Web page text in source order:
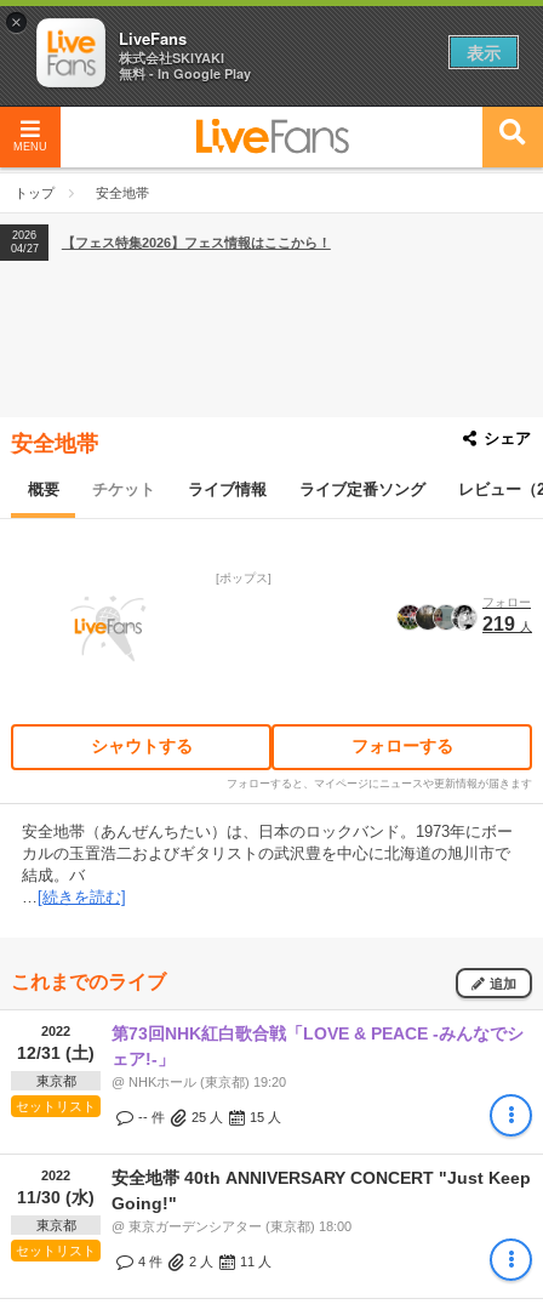
MENU
トップ 安全地帯
2026
04/27
2026
【ライブ動員ランキング】2026年上半期編発表！
2026
04/27
【フェス特集2026】フェス情報はここから！
安全地帯 シェア
概要 チケット ライブ情報 ライブ定番ソング レビュー（
ポップス
フォロー
219 人
シャウトする フォローする
フォローすると、マイページにニュースや更新情報が届きます
安全地帯（あんぜんちたい）は、日本のロックバンド。1973年にボー
カルの玉置浩二およびギタリストの武沢豊を中心に北海道の旭川市で
結成。バ
… [続きを読む]
これまでのライブ 追加
2022
12/31 (土)
東京都
セットリスト
第73回NHK紅白歌合戦「LOVE & PEACE -みんなでシ
ェア!-」
@ NHKホール (東京都) 19:20
-- 件 25 人 15 人
2022
11/30 (水)
東京都
セットリスト
安全地帯 40th ANNIVERSARY CONCERT "Just Keep
Going!"
@ 東京ガーデンシアター (東京都) 18:00
4 件 2 人 11 人
×
LiveFans
株式会社SKIYAKI
無料 - In Google Play
表示